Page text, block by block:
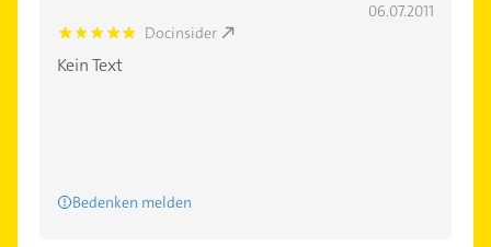
06.07.2011
5.0 Docinsider
Kein Text
Bedenken melden